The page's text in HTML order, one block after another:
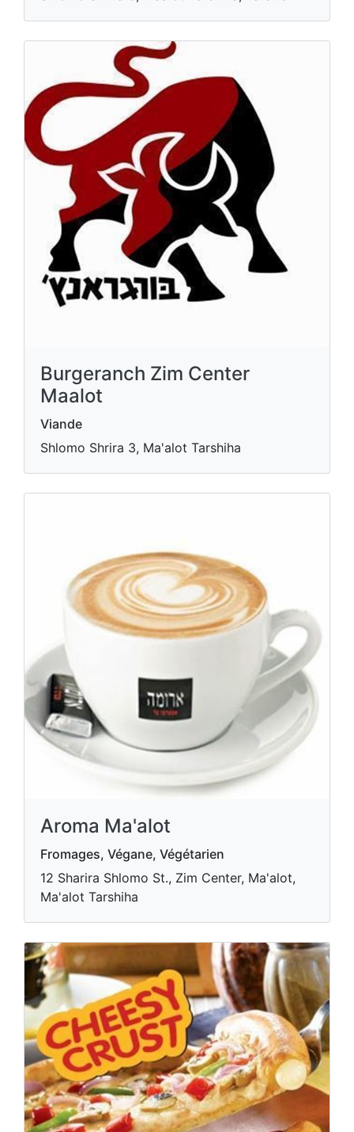
Burgeranch Zim Center
Maalot
Viande
Shlomo Shrira 3, Ma'alot Tarshiha
Aroma Ma'alot
Fromages, Végane, Végétarien
12 Sharira Shlomo St., Zim Center, Ma'alot,
Ma'alot Tarshiha